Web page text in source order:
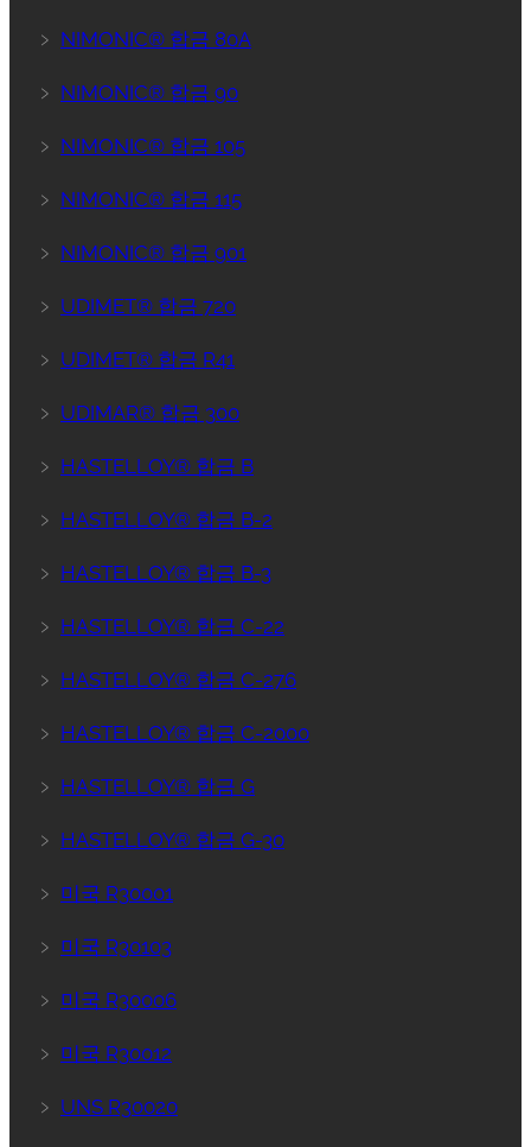
﹥ NIMONIC® 합금 80A
﹥ NIMONIC® 합금 90
﹥ NIMONIC® 합금 105
﹥ NIMONIC® 합금 115
﹥ NIMONIC® 합금 901
﹥ UDIMET® 합금 720
﹥ UDIMET® 합금 R41
﹥ UDIMAR® 합금 300
﹥ HASTELLOY® 합금 B
﹥ HASTELLOY® 합금 B-2
﹥ HASTELLOY® 합금 B-3
﹥ HASTELLOY® 합금 C-22
﹥ HASTELLOY® 합금 C-276
﹥ HASTELLOY® 합금 C-2000
﹥ HASTELLOY® 합금 G
﹥ HASTELLOY® 합금 G-30
﹥ 미국 R30001
﹥ 미국 R30103
﹥ 미국 R30006
﹥ 미국 R30012
﹥ UNS R30020